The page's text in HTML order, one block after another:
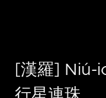
[漢羅] Niú-